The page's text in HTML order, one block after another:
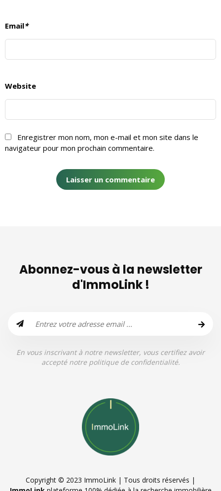
Email*
Website
Enregistrer mon nom, mon e-mail et mon site dans le
navigateur pour mon prochain commentaire.
Abonnez-vous à la newsletter
d'ImmoLink !
En vous inscrivant à notre newsletter, vous certifiez avoir
accepté notre politique de confidentialité.
Copyright © 2023 ImmoLink | Tous droits réservés |